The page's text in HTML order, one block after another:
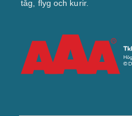
tåg, flyg och kurir.